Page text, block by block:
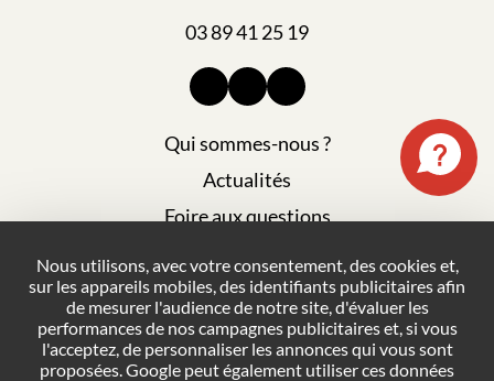
03 89 41 25 19
Qui sommes-nous ?
Actualités
Foire aux questions
Plan du site
Politique de confidentialité
Conditions générales de vente
Nous utilisons, avec votre consentement, des cookies et,
sur les appareils mobiles, des identifiants publicitaires afin
de mesurer l'audience de notre site, d'évaluer les
performances de nos campagnes publicitaires et, si vous
l'acceptez, de personnaliser les annonces qui vous sont
proposées. Google peut également utiliser ces données